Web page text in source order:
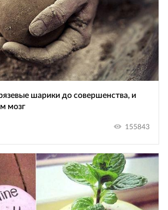
шарики до совершенства, и
мозг
155843